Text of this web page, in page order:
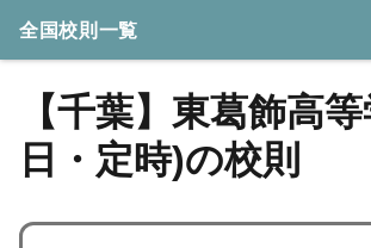
【千葉】東葛飾高
日・定時)の校則
全国校則一覧